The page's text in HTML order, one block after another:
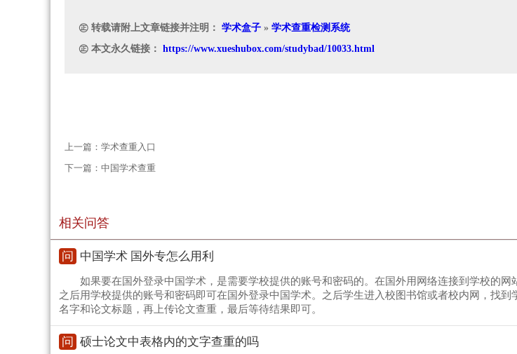
㊣ 转载请附上文章链接并注明： 学术盒子 » 学术查重检测系统
㊣ 本文永久链接： https://www.xueshubox.com/studybad/10033.html
上一篇： 学术查重入口
下一篇： 中国学术查重
相关问答
问 中国学术 国外专怎么用利
如果要在国外登录中国学术，是需要学校提供的账号和密码的。在国外用网络连接到学校的网
之后用学校提供的账号和密码即可在国外登录中国学术。之后学生进入校图书馆或者校内网，找
名字和论文标题，再上传论文查重，最后等待结果即可。
问 硕士论文中表格内的文字查重的吗